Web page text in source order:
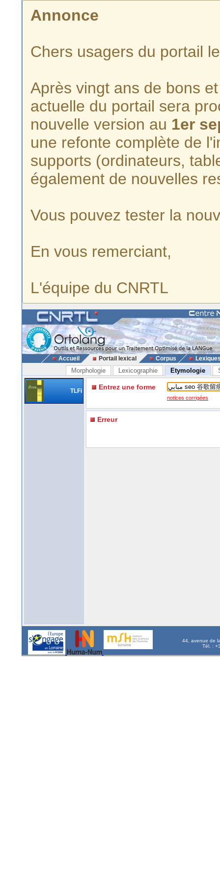
Annonce
Chers usagers du portail
Après vingt ans de bons
actuelle du portail sera
nouvelle version au 1er
une refonte complète de
supports (ordinateurs,
également de nouvelles
Vous pouvez tester la
En vous remerciant,
L'équipe du CNRTL
Accueil Portail lexical Corpus
Morphologie Lexicographie Etymologie
TLFi Entrez une forme
notices corrigées
Erreur
44, avenue de
Tél. :